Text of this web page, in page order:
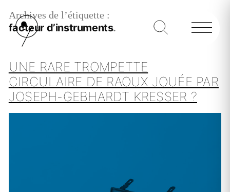
Archives de l’étiquette :
facteur d’instruments
UNE RARE TROMPETTE
CIRCULAIRE DE RAOUX JOUÉE PAR
JOSEPH-GEBHARDT KRESSER ?